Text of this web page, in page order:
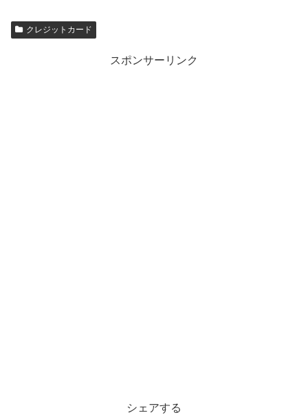
クレジットカード
スポンサーリンク
シェアする